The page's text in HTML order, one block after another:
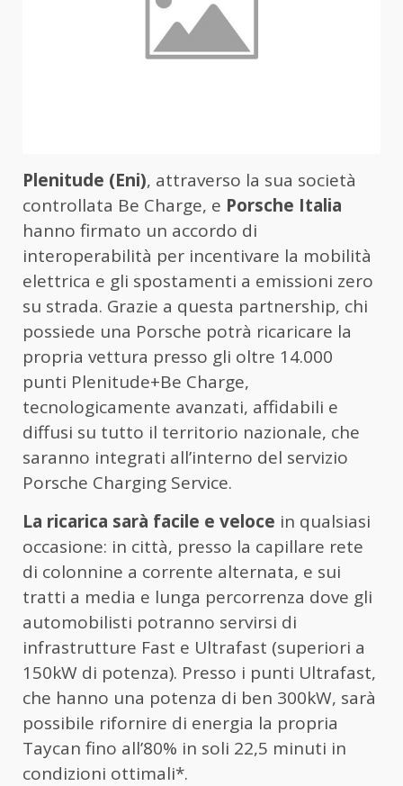
Plenitude (Eni), attraverso la sua società
controllata Be Charge, e Porsche Italia
hanno firmato un accordo di
interoperabilità per incentivare la mobilità
elettrica e gli spostamenti a emissioni zero
su strada. Grazie a questa partnership, chi
possiede una Porsche potrà ricaricare la
propria vettura presso gli oltre 14.000
punti Plenitude+Be Charge,
tecnologicamente avanzati, affidabili e
diffusi su tutto il territorio nazionale, che
saranno integrati all’interno del servizio
Porsche Charging Service.
La ricarica sarà facile e veloce in qualsiasi
occasione: in città, presso la capillare rete
di colonnine a corrente alternata, e sui
tratti a media e lunga percorrenza dove gli
automobilisti potranno servirsi di
infrastrutture Fast e Ultrafast (superiori a
150kW di potenza). Presso i punti Ultrafast,
che hanno una potenza di ben 300kW, sarà
possibile rifornire di energia la propria
Taycan fino all’80% in soli 22,5 minuti in
condizioni ottimali*.